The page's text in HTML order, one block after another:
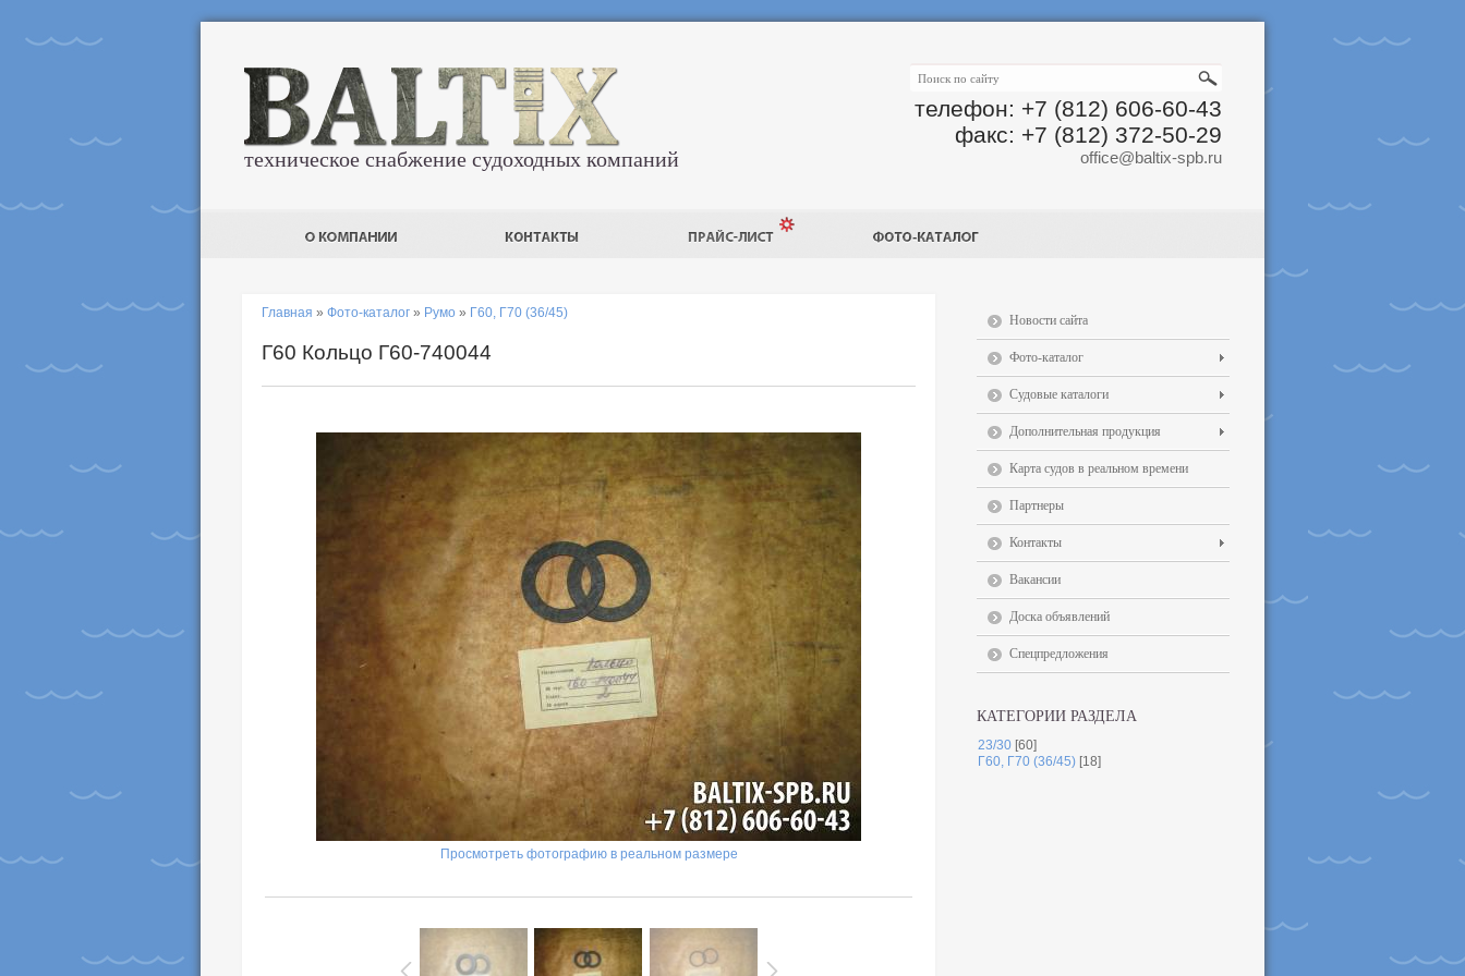
телефон: +7 (812) 606-60-43
факс: +7 (812) 372-50-29
office@baltix-spb.ru
техническое снабжение судоходных компаний
Главная » Фото-каталог » Румо » Г60, Г70 (36/45)
Г60 Кольцо Г60-740044
Просмотреть фотографию в реальном размере
Новости сайта
Фото-каталог
Судовые каталоги
Дополнительная продукция
Карта судов в реальном времени
Партнеры
Контакты
Вакансии
Доска объявлений
Спецпредложения
КАТЕГОРИИ РАЗДЕЛА
23/30 [60]
Г60, Г70 (36/45) [18]